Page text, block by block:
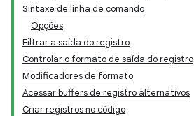
Sintaxe de linha de comando
Opções
Filtrar a saída do registro
Controlar o formato de saída do registro
Modificadores de formato
Acessar buffers de registro alternativos
Criar registros no código